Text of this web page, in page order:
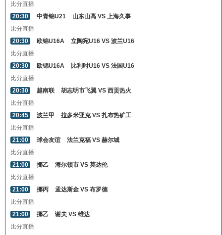
比分直播
20:30
中青锦U21
山东山高 VS 上海久事
比分直播
20:30
欧锦U16A
立陶宛U16 VS 波兰U16
比分直播
20:30
欧锦U16A
比利时U16 VS 法国U16
比分直播
20:30
越南联
胡志明市飞翼 VS 西贡热火
比分直播
20:45
波兰甲
拉多米亚克 VS 扎布热矿工
比分直播
21:00
球会友谊
法兰克福 VS 赫尔城
比分直播
21:00
挪乙
海尔顿市 VS 莫达伦
比分直播
21:00
挪丙
孟达斯金 VS 布罗德
比分直播
21:00
挪乙
谢夫 VS 维达
比分直播